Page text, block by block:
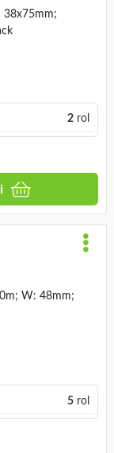
38x75mm;
2rol
W: 48mm;
5rol